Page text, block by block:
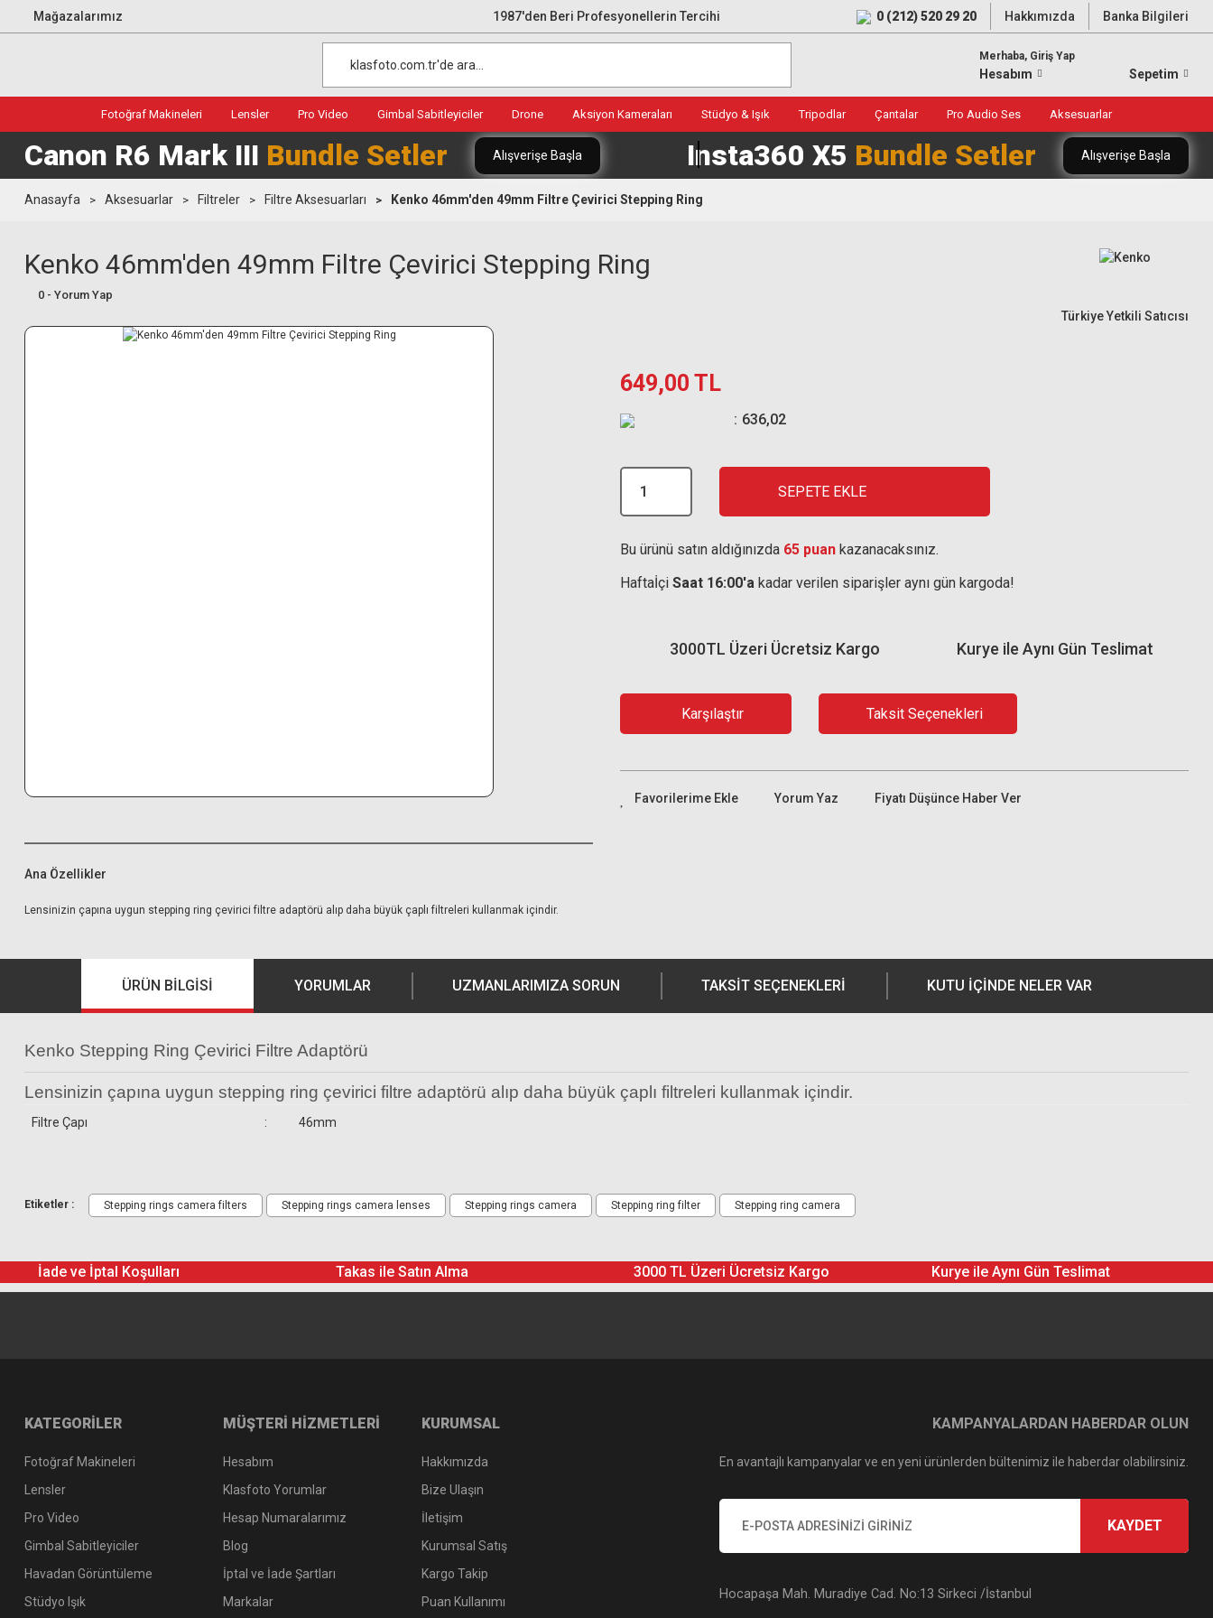
Mağazalarımız 1987'den Beri Profesyonellerin Tercihi 0 (212) 520 29 20 Hakkımızda Banka Bilgileri
Merhaba, Giriş Yap
Hesabım Sepetim
Fotoğraf Makineleri Lensler Pro Video Gimbal Sabitleyiciler Drone Aksiyon Kameraları Stüdyo & Işık Tripodlar Çantalar Pro Audio Ses Aksesuarlar
Canon R6 Mark III Bundle Setler Alışverişe Başla Insta360 X5 Bundle Setler Alışverişe Başla
Anasayfa Aksesuarlar Filtreler Filtre Aksesuarları Kenko 46mm'den 49mm Filtre Çevirici Stepping Ring
Kenko 46mm'den 49mm Filtre Çevirici Stepping Ring
0 - Yorum Yap
Türkiye Yetkili Satıcısı
Ana Özellikler
Lensinizin çapına uygun stepping ring çevirici filtre adaptörü alıp daha büyük çaplı filtreleri kullanmak içindir.
649,00 TL
636,02
SEPETE EKLE
Bu ürünü satın aldığınızda 65 puan kazanacaksınız.
Haftaİçi Saat 16:00'a kadar verilen siparişler aynı gün kargoda!
Kurye ile Aynı Gün Teslimat
3000TL Üzeri Ücretsiz Kargo
Karşılaştır Taksit Seçenekleri
Yorum Yaz Fiyatı Düşünce Haber Ver
ÜRÜN BILGISI YORUMLAR UZMANLARIMIZA SORUN TAKSIT SEÇENEKLERI KUTU İÇİNDE NELER VAR
Kenko Stepping Ring Çevirici Filtre Adaptörü
Lensinizin çapına uygun stepping ring çevirici filtre adaptörü alıp daha büyük çaplı filtreleri kullanmak içindir.
Filtre Çapı : 46mm
Etiketler : Stepping rings camera filters Stepping rings camera lenses Stepping rings camera Stepping ring filter Stepping ring camera
İade ve İptal Koşulları Takas ile Satın Alma 3000 TL Üzeri Ücretsiz Kargo Kurye ile Aynı Gün Teslimat
KATEGORİLER
Fotoğraf Makineleri
Lensler
Pro Video
Gimbal Sabitleyiciler
Havadan Görüntüleme
Stüdyo Işık
MÜŞTERİ HİZMETLERİ
Hesabım
Klasfoto Yorumlar
Hesap Numaralarımız
Blog
İptal ve İade Şartları
Markalar
KURUMSAL
Hakkımızda
Bize Ulaşın
İletişim
Kurumsal Satış
Kargo Takip
Puan Kullanımı
KAMPANYALARDAN HABERDAR OLUN
En avantajlı kampanyalar ve en yeni ürünlerden bültenimiz ile haberdar olabilirsiniz.
KAYDET
Hocapaşa Mah. Muradiye Cad. No:13 Sirkeci /İstanbul